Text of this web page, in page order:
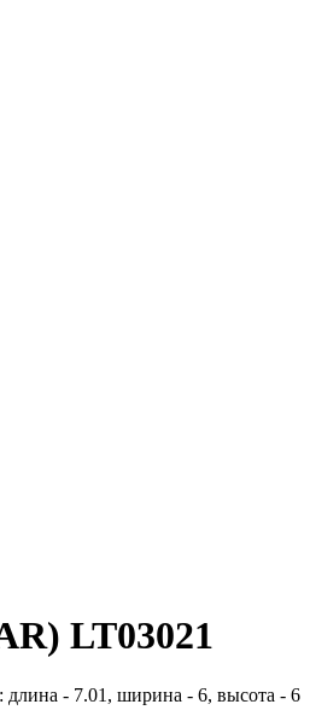
LT03021
длина - 7.01, ширина - 6, высота - 6